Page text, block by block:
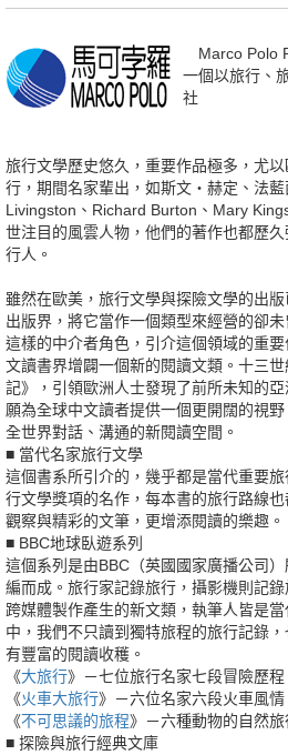
Marco Polo
一個以旅行、
社
旅行文學歷史悠久，重要作品極多，尤
行，期間名家輩出，如斯文‧赫定、法
Livingston、Richard Burton、Mary
世注目的風雲人物，他們的著作也都歷
行人。
雖然在歐美，旅行文學與探險文學的出
出版界，將它當作一個類型來經營的卻
這樣的中介者角色，引介這個領域的重
文讀書界增闢一個新的閱讀文類。十三
記》，引領歐洲人士發現了前所未知的
願為全球中文讀者提供一個更開闊的視
全世界對話、溝通的新閱讀空間。
■ 當代名家旅行文學
這個書系所引介的，幾乎都是當代重要
行文學獎項的名作，每本書的旅行路線
觀察與精彩的文筆，更增添閱讀的樂趣。
■ BBC地球臥遊系列
這個系列是由BBC（英國國家廣播公司
編而成。旅行家記錄旅行，攝影機則記
跨媒體製作產生的新文類，執筆人皆是
中，我們不只讀到獨特旅程的旅行記錄
有豐富的閱讀收穫。
《大旅行》－七位旅行名家七段冒險歷程
《火車大旅行》－六位名家六段火車風情
《不可思議的旅程》－六種動物的自然旅
■ 探險與旅行經典文庫